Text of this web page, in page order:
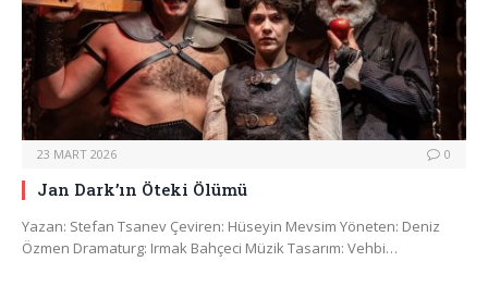
23 MART 2026 0
Jan Dark’ın Öteki Ölümü
Yazan: Stefan Tsanev Çeviren: Hüseyin Mevsim Yöneten: Deniz
Özmen Dramaturg: Irmak Bahçeci Müzik Tasarım: Vehbi…